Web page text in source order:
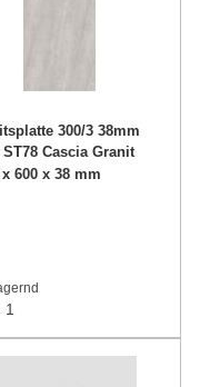
300/3 38mm
ST78 Cascia Granit
x 600 x 38 mm
1